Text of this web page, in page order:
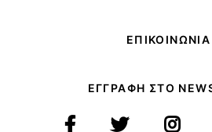
ΕΠΙΚΟΙΝΩΝΙΑ
ΕΓΓΡΑΦΗ ΣΤΟ